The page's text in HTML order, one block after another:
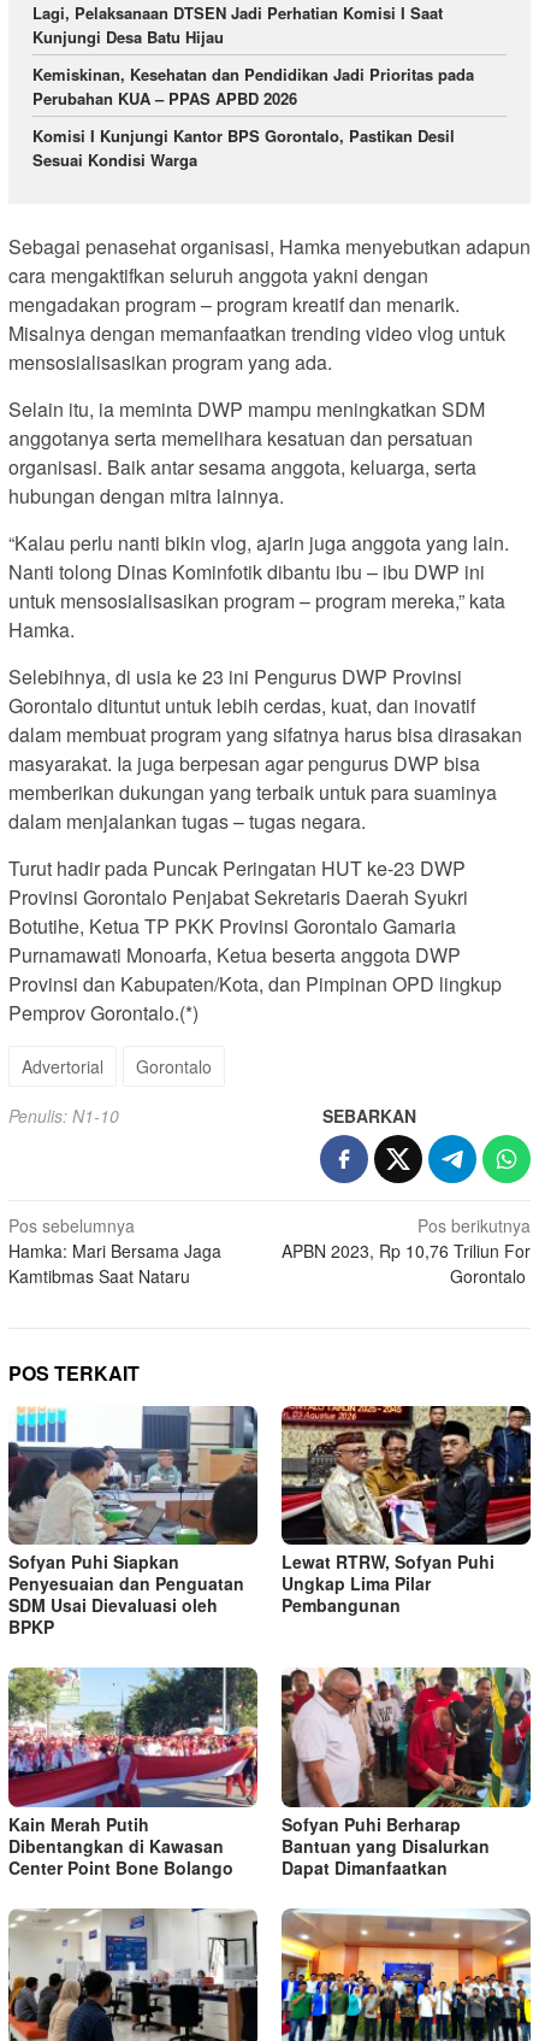
Lagi, Pelaksanaan DTSEN Jadi Perhatian Komisi I Saat
Kunjungi Desa Batu Hijau
Kemiskinan, Kesehatan dan Pendidikan Jadi Prioritas pada
Perubahan KUA – PPAS APBD 2026
Komisi I Kunjungi Kantor BPS Gorontalo, Pastikan Desil
Sesuai Kondisi Warga
Sebagai penasehat organisasi, Hamka menyebutkan adapun
cara mengaktifkan seluruh anggota yakni dengan
mengadakan program – program kreatif dan menarik.
Misalnya dengan memanfaatkan trending video vlog untuk
mensosialisasikan program yang ada.
Selain itu, ia meminta DWP mampu meningkatkan SDM
anggotanya serta memelihara kesatuan dan persatuan
organisasi. Baik antar sesama anggota, keluarga, serta
hubungan dengan mitra lainnya.
“Kalau perlu nanti bikin vlog, ajarin juga anggota yang lain.
Nanti tolong Dinas Kominfotik dibantu ibu – ibu DWP ini
untuk mensosialisasikan program – program mereka,” kata
Hamka.
Selebihnya, di usia ke 23 ini Pengurus DWP Provinsi
Gorontalo dituntut untuk lebih cerdas, kuat, dan inovatif
dalam membuat program yang sifatnya harus bisa dirasakan
masyarakat. Ia juga berpesan agar pengurus DWP bisa
memberikan dukungan yang terbaik untuk para suaminya
dalam menjalankan tugas – tugas negara.
Turut hadir pada Puncak Peringatan HUT ke-23 DWP
Provinsi Gorontalo Penjabat Sekretaris Daerah Syukri
Botutihe, Ketua TP PKK Provinsi Gorontalo Gamaria
Purnamawati Monoarfa, Ketua beserta anggota DWP
Provinsi dan Kabupaten/Kota, dan Pimpinan OPD lingkup
Pemprov Gorontalo.(*)
Advertorial Gorontalo
Penulis: N1-10 SEBARKAN
Navigasi
pos
Pos sebelumnya
Hamka: Mari Bersama Jaga
Kamtibmas Saat Nataru
Pos berikutnya
APBN 2023, Rp 10,76 Triliun For
Gorontalo
POS TERKAIT
Sofyan Puhi Siapkan
Penyesuaian dan Penguatan
SDM Usai Dievaluasi oleh
BPKP
Lewat RTRW, Sofyan Puhi
Ungkap Lima Pilar
Pembangunan
Kain Merah Putih
Dibentangkan di Kawasan
Center Point Bone Bolango
Sofyan Puhi Berharap
Bantuan yang Disalurkan
Dapat Dimanfaatkan